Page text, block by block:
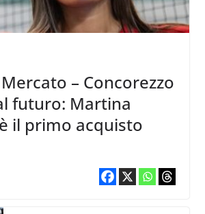
– Concorezzo
futuro: Martina
il primo acquisto